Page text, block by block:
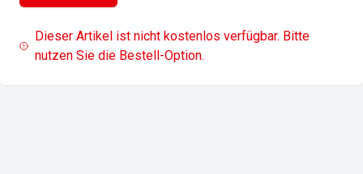
Dieser Artikel ist nicht kostenlos verfügbar. Bitte
nutzen Sie die Bestell-Option.